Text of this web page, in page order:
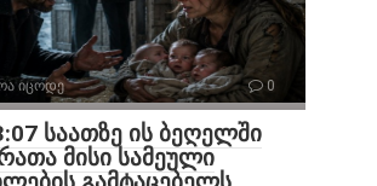
იცოდე 0
საათზე ის ბეღელში
მისი სამეული